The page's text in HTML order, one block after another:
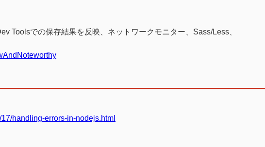
Toolsでの保存結果を反映、ネットワークモニター、Sass/Less、
handling-errors-in-nodejs.html